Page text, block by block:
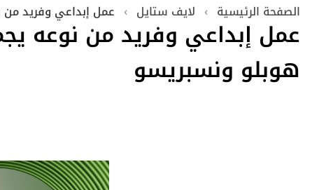
الصفحة الرئيسية › لايف ستايل › عمل إبداعي وفريد من
عمل إبداعي وفريد من نوعه
هوبلو ونسبريسو